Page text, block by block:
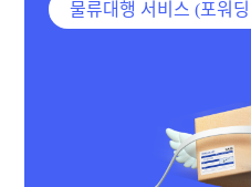
물류대행 서비스 (포워